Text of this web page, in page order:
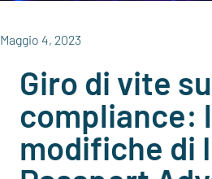
Maggio 4, 2023
Giro di vite
compliance:
modifiche di